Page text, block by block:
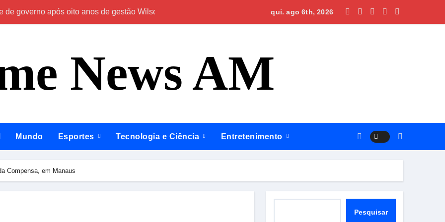
governo após oito anos de gestão Wilson Lima
Shopping Pátio Manaus, na zona Centro-Sul
para consolidar município como polo regional
Ruiz totalmente revitalizada e reforça compromisso com a saúde de Manacapuru
na Zona Franca para geração de mais empregos nos próximos anos
qui. ago 6th, 2026
News AM
Mundo Esportes Tecnologia e Ciência Entretenimento
Compensa, em Manaus
Pesquisar